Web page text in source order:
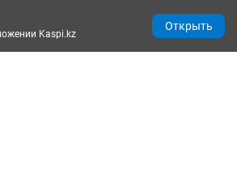
Kaspi.kz
Открыть